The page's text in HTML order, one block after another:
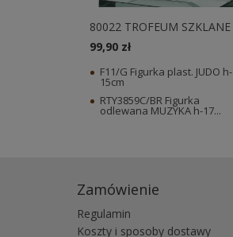
80022 TROFEUM SZKLANE
99,90 zł
F11/G Figurka plast. JUDO h-
15cm
RTY3859C/BR Figurka
odlewana MUZYKA h-17...
Zamówienie
Regulamin
Koszty i sposoby dostawy